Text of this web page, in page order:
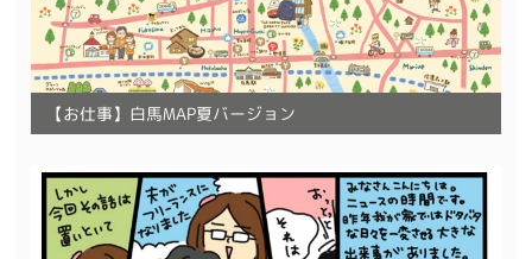
【お仕事】白馬MAP夏バージョン